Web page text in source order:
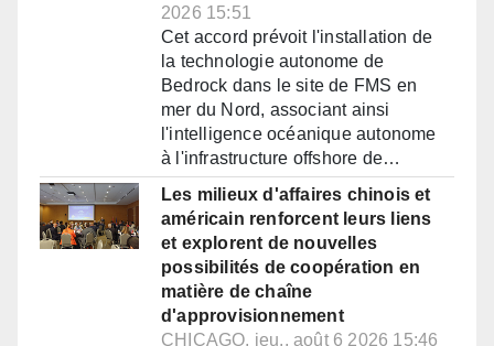
2026 15:51
Cet accord prévoit l'installation de
la technologie autonome de
Bedrock dans le site de FMS en
mer du Nord, associant ainsi
l'intelligence océanique autonome
à l'infrastructure offshore de…
Les milieux d'affaires chinois et
américain renforcent leurs liens
et explorent de nouvelles
possibilités de coopération en
matière de chaîne
d'approvisionnement
CHICAGO, jeu., août 6 2026 15:46